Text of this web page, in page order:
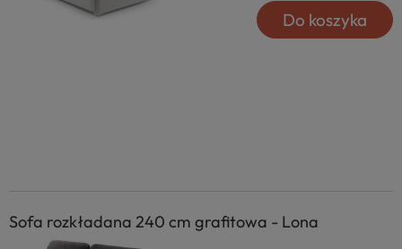
Do koszyka
Sofa rozkładana 240 cm grafitowa - Lona